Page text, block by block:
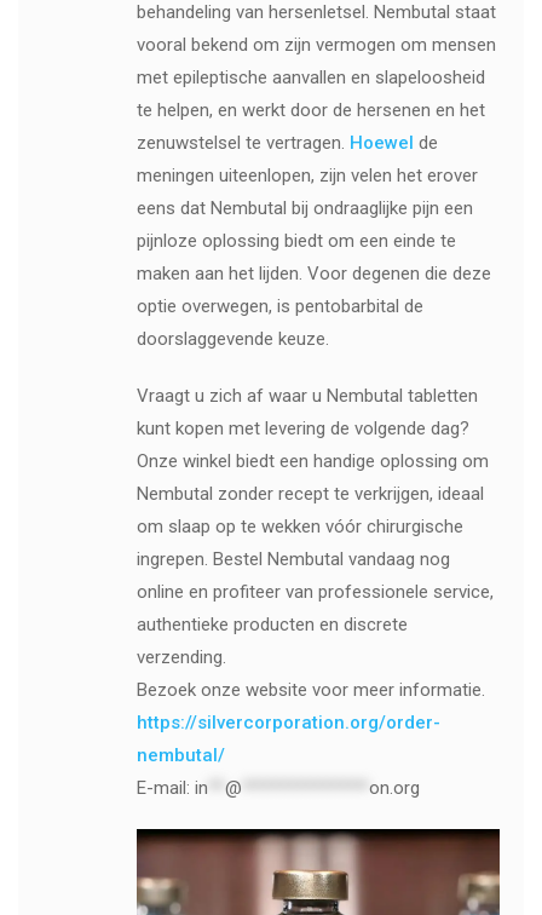
behandeling van hersenletsel. Nembutal staat
vooral bekend om zijn vermogen om mensen
met epileptische aanvallen en slapeloosheid
te helpen, en werkt door de hersenen en het
zenuwstelsel te vertragen. Hoewel de
meningen uiteenlopen, zijn velen het erover
eens dat Nembutal bij ondraaglijke pijn een
pijnloze oplossing biedt om een ​​einde te
maken aan het lijden. Voor degenen die deze
optie overwegen, is pentobarbital de
doorslaggevende keuze.
Vraagt ​​u zich af waar u Nembutal tabletten
kunt kopen met levering de volgende dag?
Onze winkel biedt een handige oplossing om
Nembutal zonder recept te verkrijgen, ideaal
om slaap op te wekken vóór chirurgische
ingrepen. Bestel Nembutal vandaag nog
online en profiteer van professionele service,
authentieke producten en discrete
verzending.
Bezoek onze website voor meer informatie.
https://silvercorporation.org/order-
nembutal/
E-mail: in @ on.org